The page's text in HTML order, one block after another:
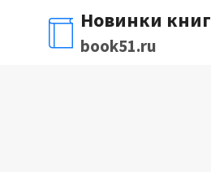
содержимому
Новинки книг
book51.ru